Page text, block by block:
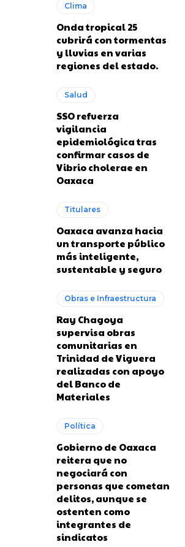
Clima
Onda tropical 25
cubrirá con tormentas
y lluvias en varias
regiones del estado.
Salud
SSO refuerza
vigilancia
epidemiológica tras
confirmar casos de
Vibrio cholerae en
Oaxaca
Titulares
Oaxaca avanza hacia
un transporte público
más inteligente,
sustentable y seguro
Obras e Infraestructura
Ray Chagoya
supervisa obras
comunitarias en
Trinidad de Viguera
realizadas con apoyo
del Banco de
Materiales
Política
Gobierno de Oaxaca
reitera que no
negociará con
personas que cometan
delitos, aunque se
ostenten como
integrantes de
sindicatos